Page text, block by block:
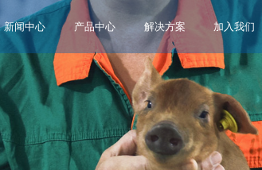
新闻中心 产品中心 解决方案 加入我们